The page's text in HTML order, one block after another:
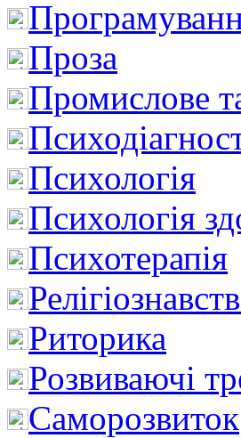
Проза
Промислове
Психологія
Психологія
Психотерапія
Риторика
Розвиваючі
Саморозвиток